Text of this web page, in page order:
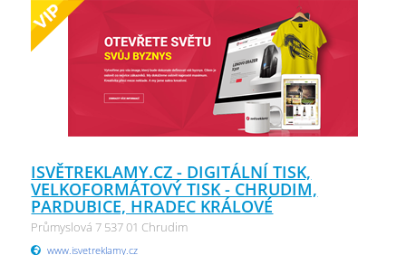
ISVĚTREKLAMY.CZ - DIGITÁLNÍ TISK,
VELKOFORMÁTOVÝ TISK - CHRUDIM,
PARDUBICE, HRADEC KRÁLOVÉ
Průmyslová 7 537 01 Chrudim
www.isvetreklamy.cz